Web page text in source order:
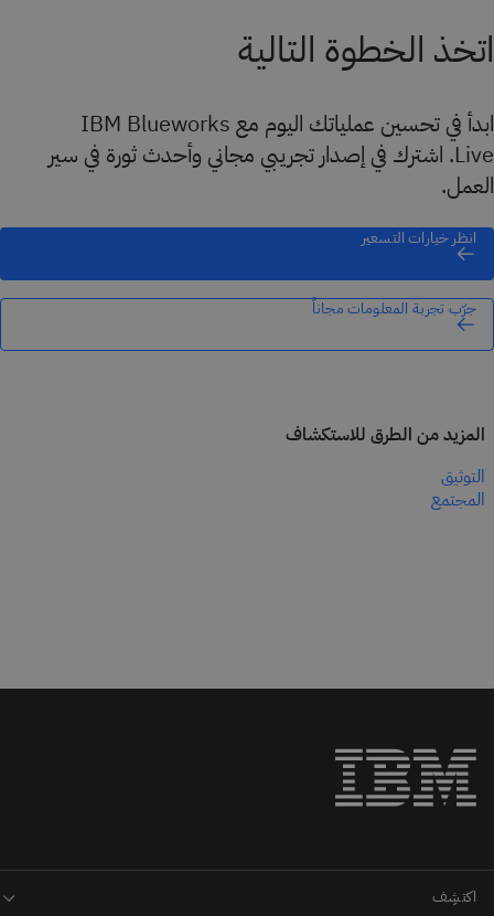
اتخذ الخطوة التالية
ابدأ في تحسين عملياتك اليوم مع IBM Blueworks
Live. اشترك في إصدار تجريبي مجاني وأحدث ثورة في سير
العمل.
انظر خيارات التسعير
جرّب تجربة المعلومات مجاناً
المزيد من الطرق للاستكشاف
التوثيق
المجتمع